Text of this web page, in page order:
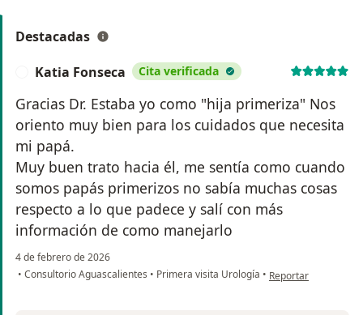
Destacadas
Katia Fonseca Cita verificada
Gracias Dr. Estaba yo como "hija primeriza" Nos
oriento muy bien para los cuidados que necesita
mi papá.
Muy buen trato hacia él, me sentía como cuando
somos papás primerizos no sabía muchas cosas
respecto a lo que padece y salí con más
información de como manejarlo
4 de febrero de 2026
• Consultorio Aguascalientes • Primera visita Urología • en opinión del
Reportar